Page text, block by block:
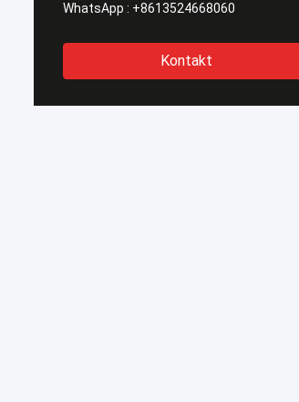
WhatsApp : +8613524668060
Kontakt